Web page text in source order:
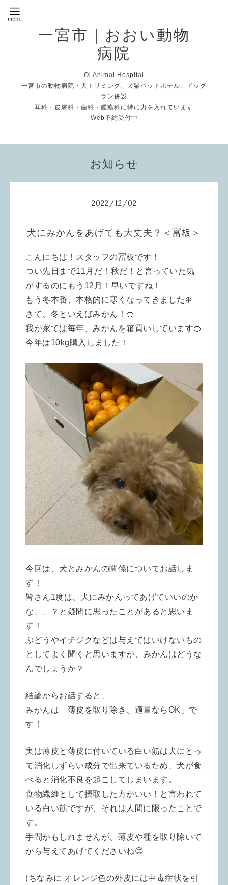
一宮市｜おおい動物
病院
Oi Animal Hospital
一宮市の動物病院・犬トリミング、犬猫ペットホテル、ドッグ
ラン併設
耳科・皮膚科・歯科・腫瘍科に特に力を入れています
Web予約受付中
お知らせ
2022/12/02
犬にみかんをあげても大丈夫？＜冨板＞
こんにちは！スタッフの冨板です！
つい先日まで11月だ！秋だ！と言っていた気
がするのにもう12月！早いですね！
もう冬本番、本格的に寒くなってきました❄️
さて、冬といえばみかん！🍊
我が家では毎年、みかんを箱買いしています🍊
今年は10kg購入しました！
今回は、犬とみかんの関係についてお話しま
す！
皆さん1度は、犬にみかんってあげていいのか
な、、？と疑問に思ったことがあると思いま
す！
ぶどうやイチジクなどは与えてはいけないもの
としてよく聞くと思いますが、みかんはどうな
んでしょうか？
結論からお話すると、
みかんは「薄皮を取り除き、適量ならOK」で
す！
実は薄皮と薄皮に付いている白い筋は犬にとっ
て消化しずらい成分で出来ているため、犬が食
べると消化不良を起こしてしまいます。
食物繊維として摂取した方がいい！と言われて
いる白い筋ですが、それは人間に限ったことで
す。
手間かもしれませんが、薄皮や種を取り除いて
から与えてあげてくださいね😊
(ちなみに オレンジ色の外皮には中毒症状を引